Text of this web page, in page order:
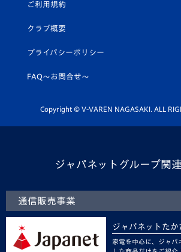
平和祈念活動
ホームタウン活動
スクール
ヴィヴィくんインスタグラム
公式LINE＠
ご利用規約
クラブ概要
プライバシーポリシー
FAQ〜お問合せ〜
Copyright © V-VAREN NAGASAKI. ALL
ジャパネットグループ関
通信販売事業
ジャパネットた
家電を中心に、ジャパ